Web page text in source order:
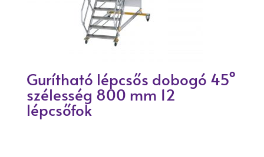
Gurítható lépcsős dobogó 45°
szélesség 800 mm 12
lépcsőfok